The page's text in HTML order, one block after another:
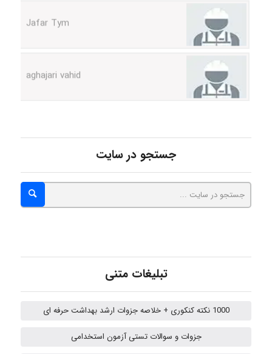
hosein abdolvand
emami
جستجو در سایت
تبلیغات متنی
1000 نکته کنکوری + خلاصه جزوات ارشد بهداشت حرفه ای
جزوات و سوالات تستی آزمون استخدامی